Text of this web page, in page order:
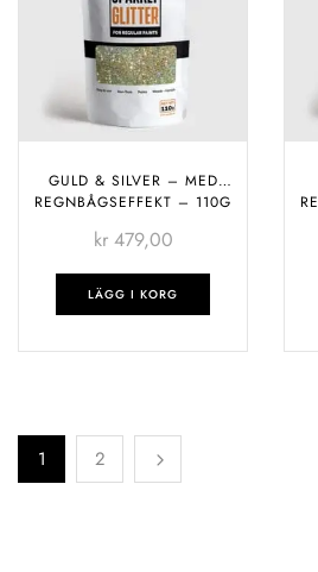
GULD & SILVER – MED
REGNBÅGSEFFEKT – 110G
kr479,00
LÄGG I KORG
1 2